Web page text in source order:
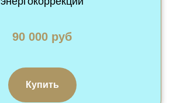
90 000 руб
Купить